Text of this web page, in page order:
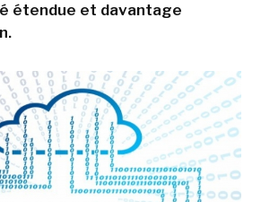
étendue et davantage